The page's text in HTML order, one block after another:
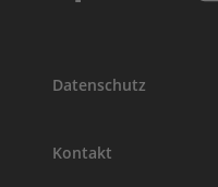
Datenschutz
Kontakt